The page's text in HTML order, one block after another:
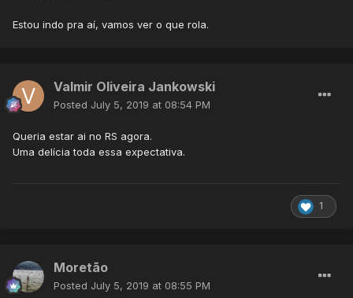
Estou indo pra aí, vamos ver o que rola.
Valmir Oliveira Jankowski
Posted July 5, 2019 at 08:54 PM
Queria estar ai no RS agora.
Uma delícia toda essa expectativa.
1
Moretão
Posted July 5, 2019 at 08:55 PM